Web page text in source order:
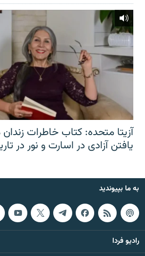
آزیتا متحده: کتاب خاطرات
یافتن آزادی در اسارت و نور در
به ما بپیوندید
رادیو فردا